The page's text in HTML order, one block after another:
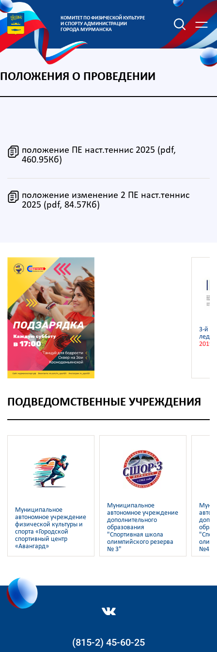
КОМИТЕТ ПО ФИЗИЧЕСКОЙ КУЛЬТУРЕ
И СПОРТУ АДМИНИСТРАЦИИ
ГОРОДА МУРМАНСКА
ПОЛОЖЕНИЯ О ПРОВЕДЕНИИ
положение ПЕ наст.теннис 2025 (pdf,
460.95Кб)
положение изменение 2 ПЕ наст.теннис
2025 (pdf, 84.57Кб)
3-й
2019
ПОДВЕДОМСТВЕННЫЕ УЧРЕЖДЕНИЯ
Муниципальное
автономное учреждение
физической культуры и
спорта «Городской
спортивный центр
«Авангард»
Муниципальное
автономное учреждение
дополнительного
образования
"Спортивная школа
олимпийского резерва
№ 3"
№4"
(815-2) 45-60-25